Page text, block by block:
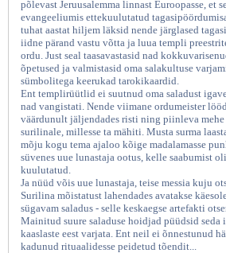
Teine messias, Sinisukk 2003
põlevast Jeruusalemma linnast Euroopasse, et
evangeeliumis ettekuulutatud
tuhat aastat hiljem läksid nende järglased
iidne pärand vastu võtta ja luua templi
ordu. Just seal taasavastasid nad
õpetused ja valmistasid oma salakultuse
sümbolitega keerukad tarokikaardid.
Ent templirüütlid ei suutnud oma saladust
nad vangistati. Nende viimane ordumeister
väärdunult jäljendades risti ning piinleva
surilinale, millesse ta mähiti. Musta surma
mõju kogu tema ajaloo kõige madalamasse
süvenes uue lunastaja ootus, kelle saabumist
kuulutatud.
Ja nüüd võis uue lunastaja, teise messia kuju
Surilina mõistatust lahendades avatakse
sügavam saladus - selle keskaegse artefakti
Mainitud suure saladuse hoidjad püüdsid seda
kaaslaste eest varjata. Ent neil ei õnnestunud
kadunud rituaalidesse peidetud tõendit...